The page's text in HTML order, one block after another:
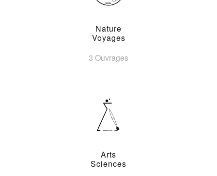
Nature
Voyages
3 Ouvrages
Arts
Sciences